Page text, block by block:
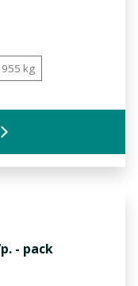
955 kg
- pack